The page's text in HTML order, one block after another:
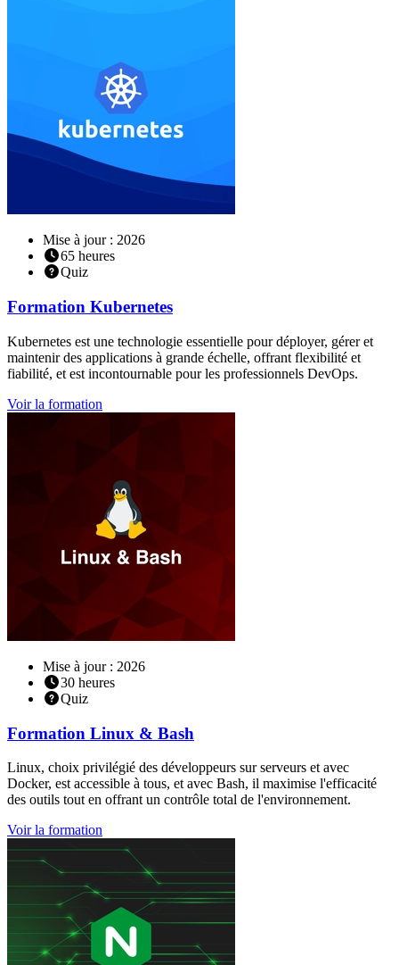
Mise à jour : 2026
65 heures
Quiz
Formation Kubernetes
Kubernetes est une technologie essentielle pour déployer, gérer et
maintenir des applications à grande échelle, offrant flexibilité et
fiabilité, et est incontournable pour les professionnels DevOps.
Voir la formation
Mise à jour : 2026
30 heures
Quiz
Formation Linux & Bash
Linux, choix privilégié des développeurs sur serveurs et avec
Docker, est accessible à tous, et avec Bash, il maximise l'efficacité
des outils tout en offrant un contrôle total de l'environnement.
Voir la formation